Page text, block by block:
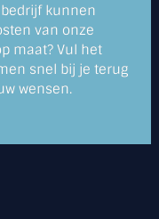
kunnen
van onze
maat? Vul het
snel bij je terug
wensen.